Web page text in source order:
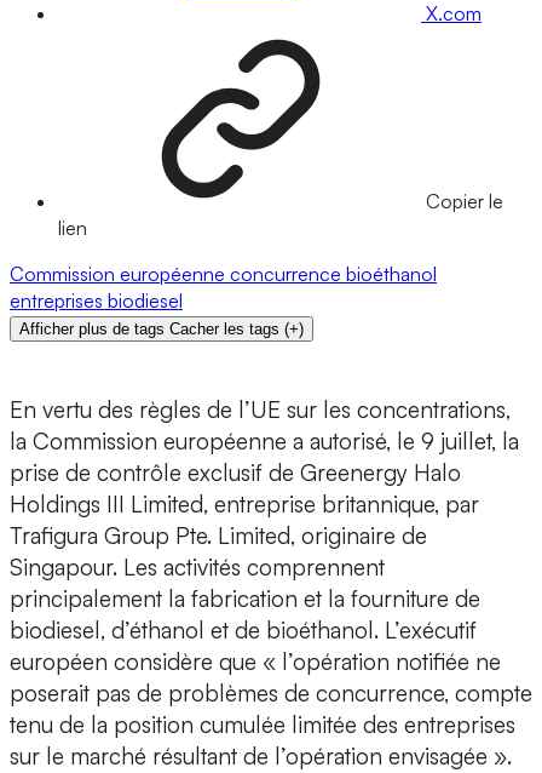
X.com
Copier le
lien
Commission européenne concurrence bioéthanol
entreprises biodiesel
Afficher plus de tags Cacher les tags (+)
En vertu des règles de l’UE sur les concentrations,
la Commission européenne a autorisé, le 9 juillet, la
prise de contrôle exclusif de Greenergy Halo
Holdings III Limited, entreprise britannique, par
Trafigura Group Pte. Limited, originaire de
Singapour. Les activités comprennent
principalement la fabrication et la fourniture de
biodiesel, d’éthanol et de bioéthanol. L’exécutif
européen considère que « l’opération notifiée ne
poserait pas de problèmes de concurrence, compte
tenu de la position cumulée limitée des entreprises
sur le marché résultant de l’opération envisagée ».